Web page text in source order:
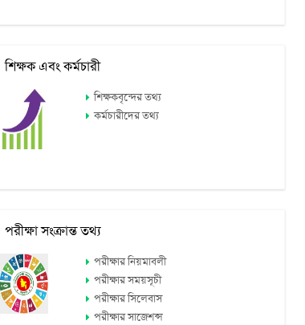
শিক্ষক এবং কর্মচারী
শিক্ষকবৃন্দের তথ্য
কর্মচারীদের তথ্য
পরীক্ষা সংক্রান্ত তথ্য
পরীক্ষার নিয়মাবলী
পরীক্ষার সময়সূচী
পরীক্ষার সিলেবাস
পরীক্ষার সাজেশন্স